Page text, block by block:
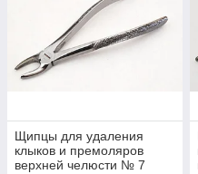
Щипцы для удаления
клыков и премоляров
верхней челюсти № 7